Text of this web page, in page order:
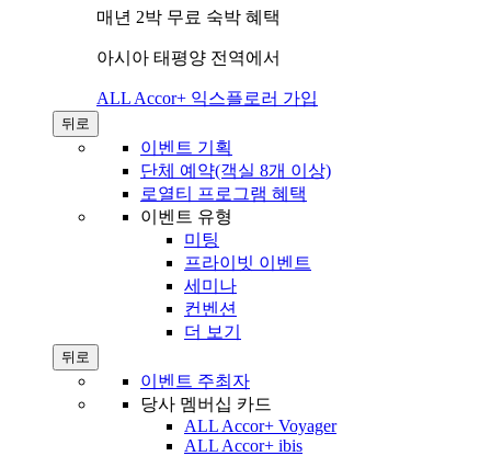
매년 2박 무료 숙박 혜택
아시아 태평양 전역에서
ALL Accor+ 익스플로러 가입
뒤로
이벤트 기획
단체 예약(객실 8개 이상)
로열티 프로그램 혜택
이벤트 유형
미팅
프라이빗 이벤트
세미나
컨벤션
더 보기
뒤로
이벤트 주최자
당사 멤버십 카드
ALL Accor+ Voyager
ALL Accor+ ibis